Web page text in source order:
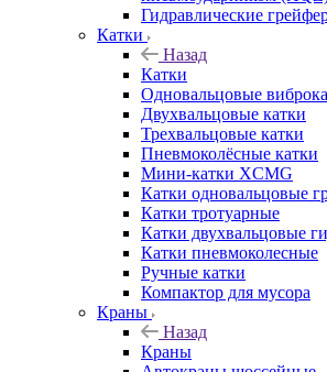
Гидравлические
Катки
Назад
Катки
Одновальцовые
Двухвальцовые катки
Трехвальцовые катки
Пневмоколёсные катки
Мини-катки XCMG
Катки одновальцовые
Катки тротуарные
Катки двухвальцовые
Катки пневмоколесные
Ручные катки
Компактор для мусора
Краны
Назад
Краны